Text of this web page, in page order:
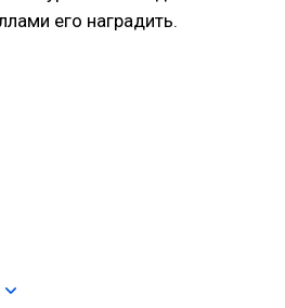
его наградить.